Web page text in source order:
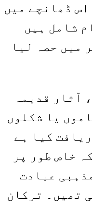
ڈھانچے میں
شامل ہیں
میں حصہ لیا
آثار قدیمہ
یا شکلوں
کیا ہے
خاص طور پر
عبادت
تھیں۔ ترکان